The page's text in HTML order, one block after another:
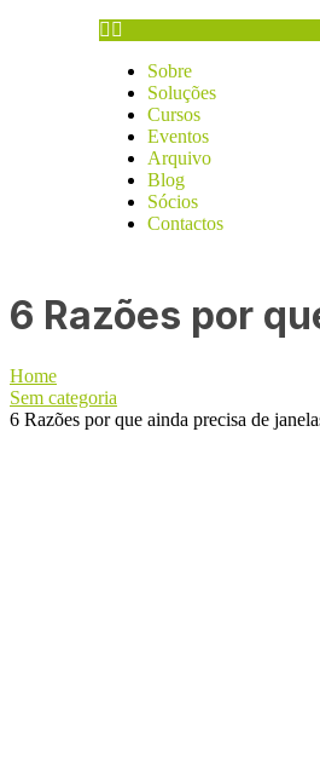
Sobre
Soluções
Cursos
Eventos
Arquivo
Blog
Sócios
Contactos
6 Razões por
Home
Sem categoria
6 Razões por que ainda precisa de